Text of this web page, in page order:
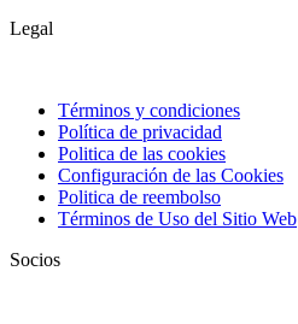
Legal
Términos y condiciones
Política de privacidad
Politica de las cookies
Configuración de las Cookies
Politica de reembolso
Términos de Uso del Sitio Web
Socios